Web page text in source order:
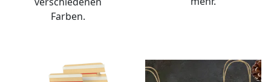
Farben.